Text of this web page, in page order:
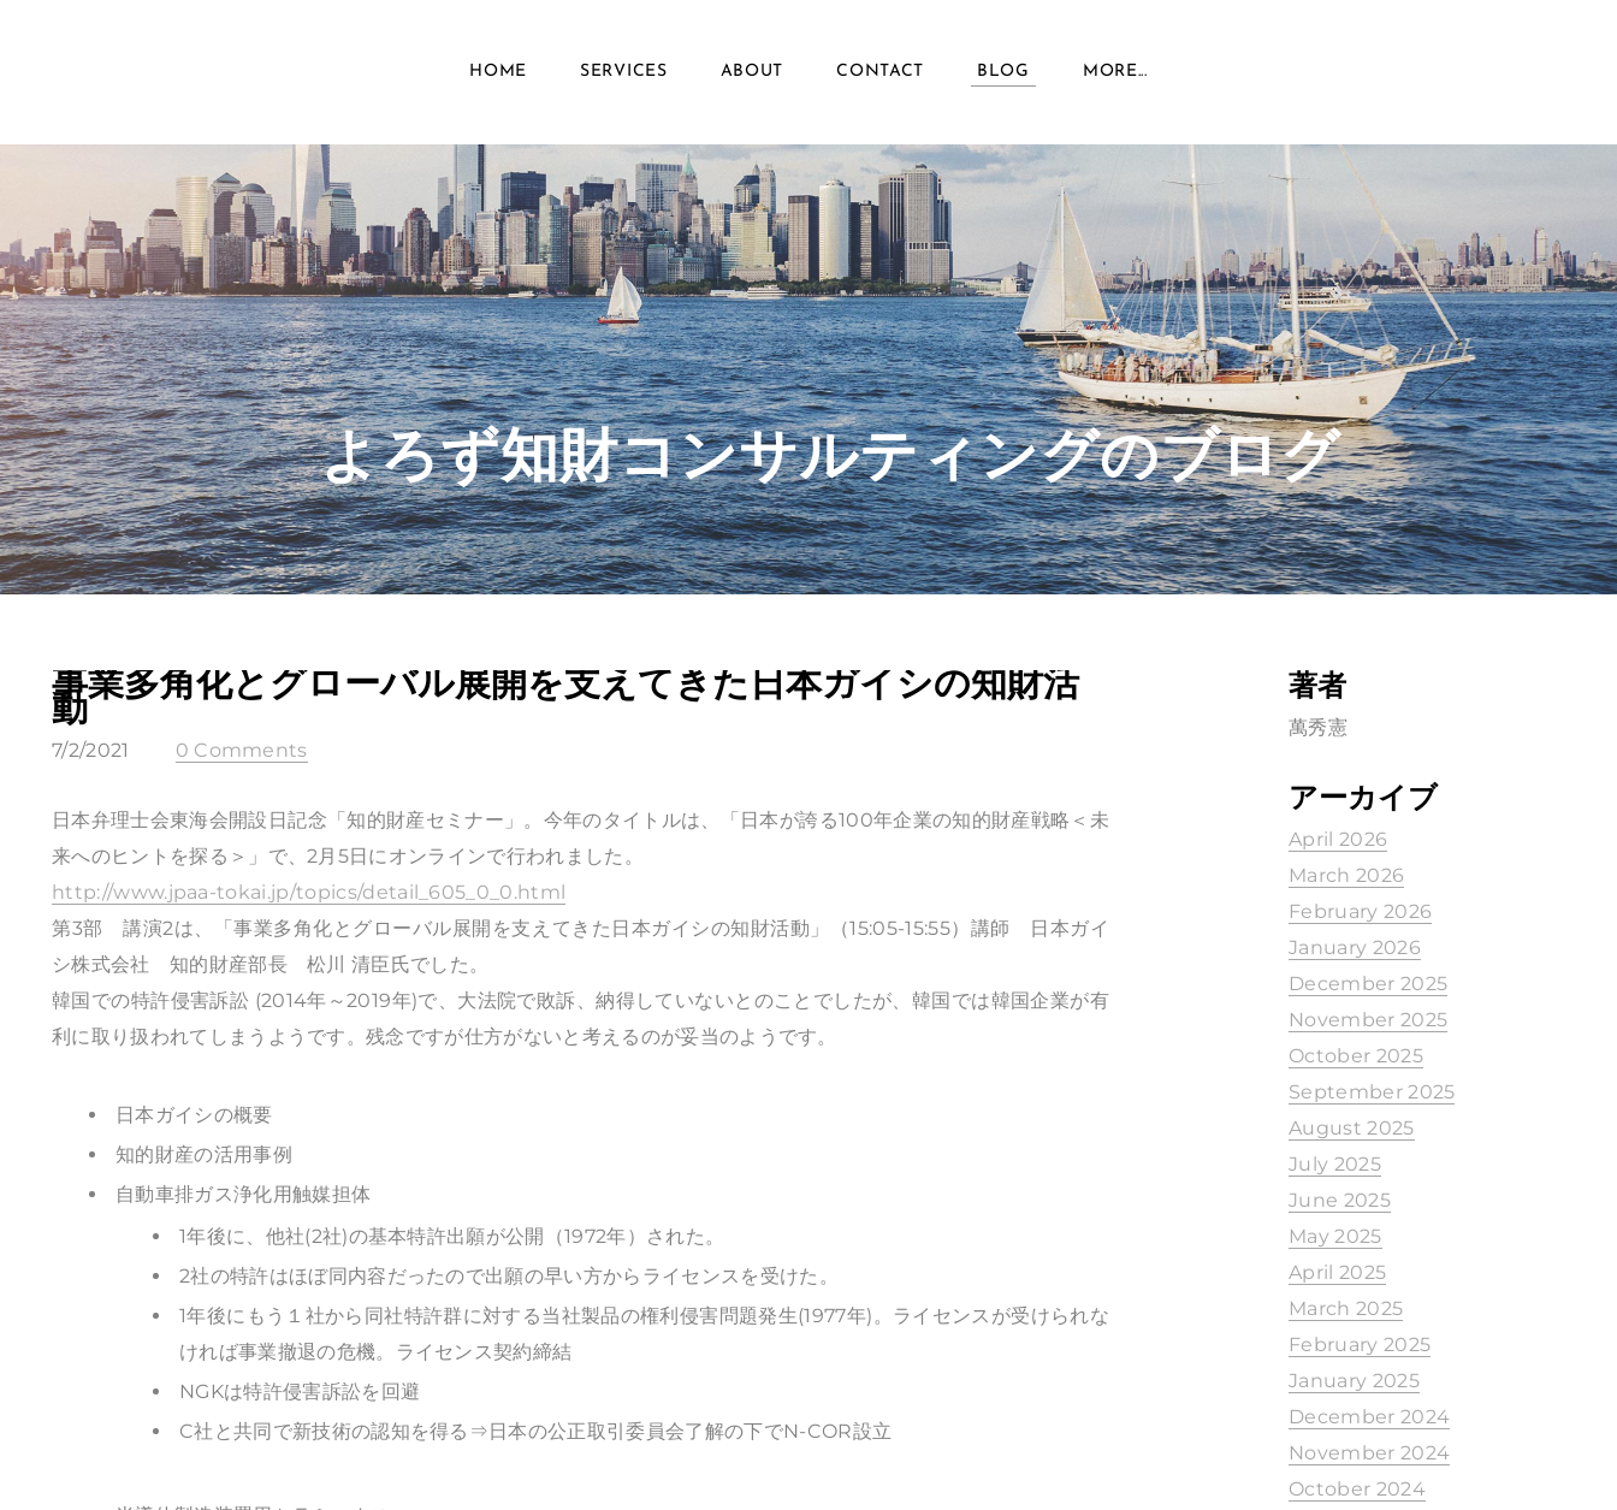
HOME SERVICES ABOUT CONTACT BLOG MORE...
​よろず知財コンサルティングのブログ
事業多角化とグローバル展開を支えてきた日本ガイシの知財活
動
7/2/2021 0 Comments
日本弁理士会東海会開設日記念「知的財産セミナー」。今年のタイトルは、「日本が誇る100年企業の知的財産戦略＜未
来へのヒントを探る＞」で、2月5日にオンラインで行われました。
http://www.jpaa-tokai.jp/topics/detail_605_0_0.html
第3部 講演2は、「事業多角化とグローバル展開を支えてきた日本ガイシの知財活動」（15:05-15:55）講師 日本ガイ
シ株式会社 知的財産部長 松川 清臣氏でした。
韓国での特許侵害訴訟 (2014年～2019年)で、大法院で敗訴、納得していないとのことでしたが、韓国では韓国企業が有
利に取り扱われてしまうようです。残念ですが仕方がないと考えるのが妥当のようです。
日本ガイシの概要
知的財産の活用事例
自動車排ガス浄化用触媒担体
1年後に、他社(2社)の基本特許出願が公開（1972年）された。
2社の特許はほぼ同内容だったので出願の早い方からライセンスを受けた。
1年後にもう１社から同社特許群に対する当社製品の権利侵害問題発生(1977年)。ライセンスが受けられな
ければ事業撤退の危機。ライセンス契約締結
NGKは特許侵害訴訟を回避
C社と共同で新技術の認知を得る⇒日本の公正取引委員会了解の下でN-COR設立
著者
萬秀憲
アーカイブ
April 2026
March 2026
February 2026
January 2026
December 2025
November 2025
October 2025
September 2025
August 2025
July 2025
June 2025
May 2025
April 2025
March 2025
February 2025
January 2025
December 2024
November 2024
October 2024